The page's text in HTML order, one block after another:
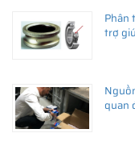
Phân
trợ
quan